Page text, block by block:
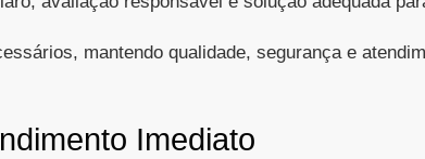
mantendo qualidade, segurança e
Imediato